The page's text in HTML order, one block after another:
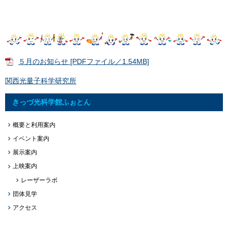
５月のお知らせ [PDFファイル／1.54MB]
関西光量子科学研究所
きっづ光科学館ふぉとん
概要と利用案内
イベント案内
展示案内
上映案内
レーザーラボ
団体見学
アクセス